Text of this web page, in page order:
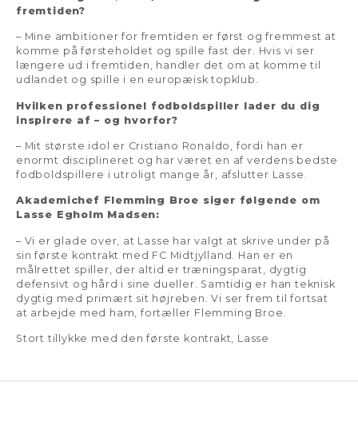
fremtiden?
– Mine ambitioner for fremtiden er først og fremmest at
komme på førsteholdet og spille fast der. Hvis vi ser
længere ud i fremtiden, handler det om at komme til
udlandet og spille i en europæisk topklub.
Hvilken professionel fodboldspiller lader du dig
inspirere af – og hvorfor?
– Mit største idol er Cristiano Ronaldo, fordi han er
enormt disciplineret og har været en af verdens bedste
fodboldspillere i utroligt mange år, afslutter Lasse.
Akademichef Flemming Broe siger følgende om
Lasse Egholm Madsen:
– Vi er glade over, at Lasse har valgt at skrive under på
sin første kontrakt med FC Midtjylland. Han er en
målrettet spiller, der altid er træningsparat, dygtig
defensivt og hård i sine dueller. Samtidig er han teknisk
dygtig med primært sit højreben. Vi ser frem til fortsat
at arbejde med ham, fortæller Flemming Broe.
Stort tillykke med den første kontrakt, Lasse